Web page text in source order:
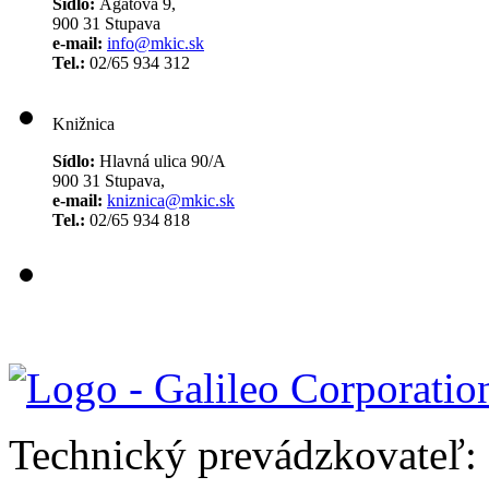
900 31 Stupava
e-mail: info@mkic.sk
Tel.: 02/65 934 312
Knižnica
Sídlo: Hlavná ulica 90/A
900 31 Stupava,
e-mail: kniznica@mkic.sk
Tel.: 02/65 934 818
Technický prevádzkovateľ: